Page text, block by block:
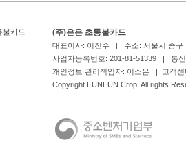
불카드 (주)은은 초롱불카드
대표이사: 이진수 | 주소: 서울시 중구
사업자등록번호: 201-81-51339 | 통신
개인정보 관리책임자: 이소은 | 고객센
Copyright EUNEUN Crop. All rights